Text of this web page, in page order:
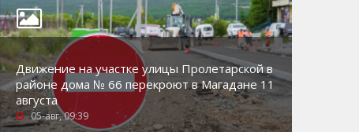
Движение на участке улицы Пролетарской в
районе дома № 66 перекроют в Магадане 11
августа
05-авг, 09:39